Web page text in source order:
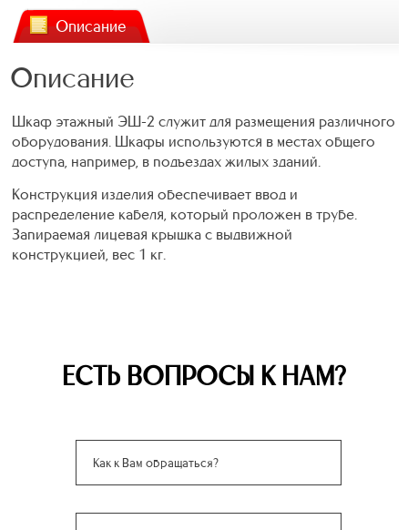
Описание
Описание
Шкаф этажный ЭШ-2 служит для размещения различного
оборудования. Шкафы используются в местах общего
доступа, например, в подъездах жилых зданий.
Конструкция изделия обеспечивает ввод и
распределение кабеля, который проложен в трубе.
Запираемая лицевая крышка с выдвижной
конструкцией, вес 1 кг.
ЕСТЬ ВОПРОСЫ К НАМ?